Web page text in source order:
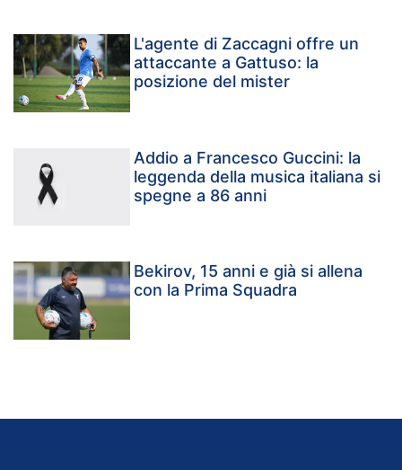
L'agente di Zaccagni offre un
attaccante a Gattuso: la
posizione del mister
Addio a Francesco Guccini: la
leggenda della musica italiana si
spegne a 86 anni
Bekirov, 15 anni e già si allena
con la Prima Squadra